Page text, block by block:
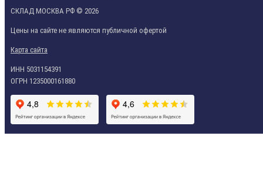
СКЛАД МОСКВА РФ © 2026
Цены на сайте не являются публичной офертой
Карта сайта
ИНН 5031154391
ОГРН 1235000161880